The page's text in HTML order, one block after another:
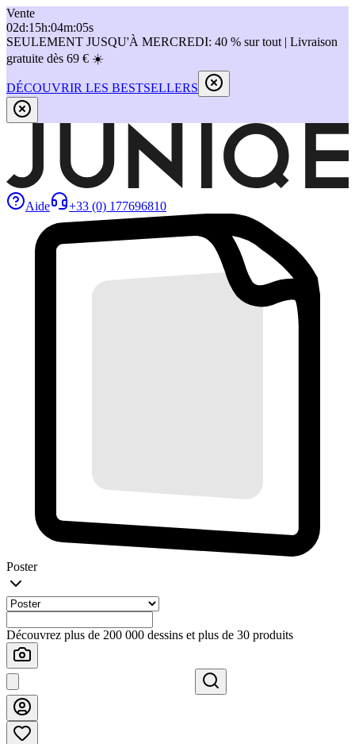
Vente
02d:15h:04m:05s
SEULEMENT JUSQU'À MERCREDI: 40 % sur tout | Livraison
gratuite dès 69 € ☀️
DÉCOUVRIR LES BESTSELLERS
Aide +33 (0) 177696810
Poster
Découvrez plus de 200 000 dessins et plus de 30 produits